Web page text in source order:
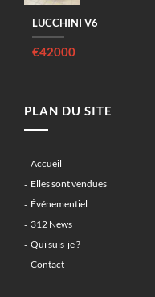
LUCCHINI V6
€42000
PLAN DU SITE
Accueil
Elles sont vendues
Événementiel
312 News
Qui suis-je ?
Contact